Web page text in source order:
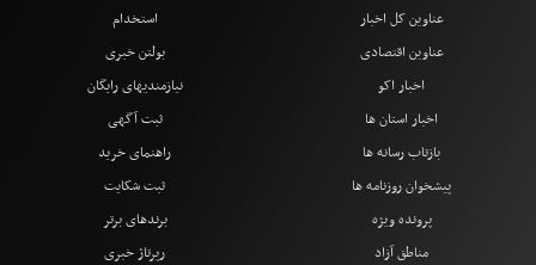
عناوین کل اخبار
عناوین اقتصادی
اخبار اکو
اخبار استان ها
بازتاب رسانه ها
پیشخوان روزنامه ها
پرونده ویژه
مناطق آزاد
استخدام
بولتن خبری
نیازمندیهای رایگان
ثبت آگهی
راهنمای خرید
ثبت شکایت
برندهای برتر
رپرتاژ خبری